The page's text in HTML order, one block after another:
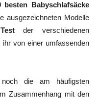
besten Babyschlafsäcke
ausgezeichneten Modelle
der verschiedenen
von einer umfassenden
die am häufigsten
Zusammenhang mit den